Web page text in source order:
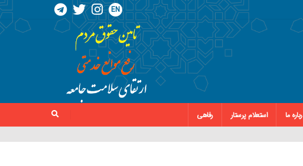
EN
ما استعلام پرستار
رفاهی